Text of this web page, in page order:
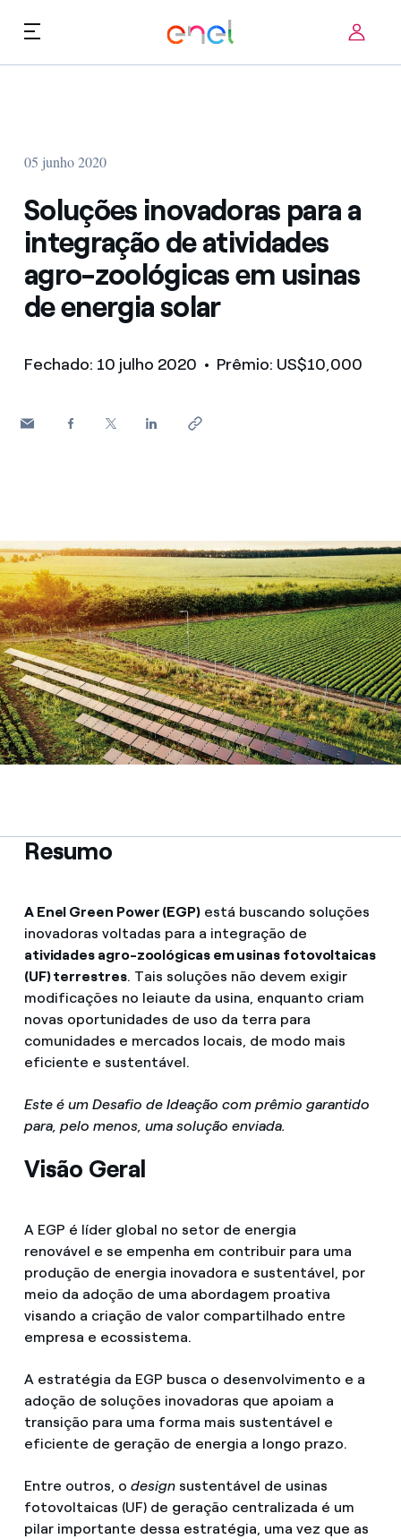
Skip to content
Startup ecosystem
Como funciona
Histórias de inovação
FAQ
Termos de Uso
FAQ
05 junho 2020
Soluções inovadoras para a
integração de atividades
agro-zoológicas em usinas
de energia solar
Fechado: 10 julho 2020 • Prêmio: US$10,000
Resumo
A Enel Green Power (EGP)está buscando soluções
inovadoras voltadas para a integração de
atividades agro-zoológicas em usinas fotovoltaicas
(UF) terrestres. Tais soluções não devem exigir
modificações no leiaute da usina, enquanto criam
novas oportunidades de uso da terra para
comunidades e mercados locais, de modo mais
eficiente e sustentável.
Este é um Desafio de Ideação com prêmio garantido
para, pelo menos, uma solução enviada.
Visão Geral
A EGP é líder global no setor de energia
renovável e se empenha em contribuir para uma
produção de energia inovadora e sustentável, por
meio da adoção de uma abordagem proativa
visando a criação de valor compartilhado entre
empresa e ecossistema.
A estratégia da EGP busca o desenvolvimento e a
adoção de soluções inovadoras que apoiam a
transição para uma forma mais sustentável e
eficiente de geração de energia a longo prazo.
Entre outros, o design sustentável de usinas
fotovoltaicas (UF) de geração centralizada é um
pilar importante dessa estratégia, uma vez que as